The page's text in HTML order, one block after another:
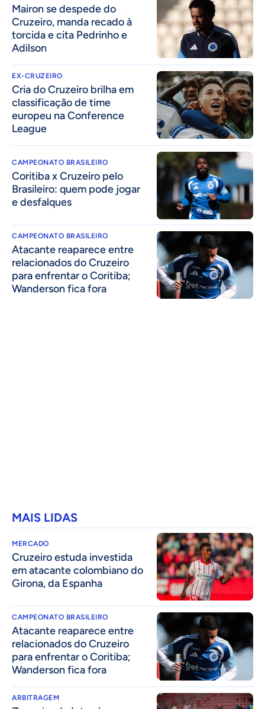
Mairon se despede do
Cruzeiro, manda recado à
torcida e cita Pedrinho e
Adilson
EX-CRUZEIRO
Cria do Cruzeiro brilha em
classificação de time
europeu na Conference
League
CAMPEONATO BRASILEIRO
Coritiba x Cruzeiro pelo
Brasileiro: quem pode jogar
e desfalques
CAMPEONATO BRASILEIRO
Atacante reaparece entre
relacionados do Cruzeiro
para enfrentar o Coritiba;
Wanderson fica fora
MAIS LIDAS
MERCADO
Cruzeiro estuda investida
em atacante colombiano do
Girona, da Espanha
CAMPEONATO BRASILEIRO
Atacante reaparece entre
relacionados do Cruzeiro
para enfrentar o Coritiba;
Wanderson fica fora
ARBITRAGEM